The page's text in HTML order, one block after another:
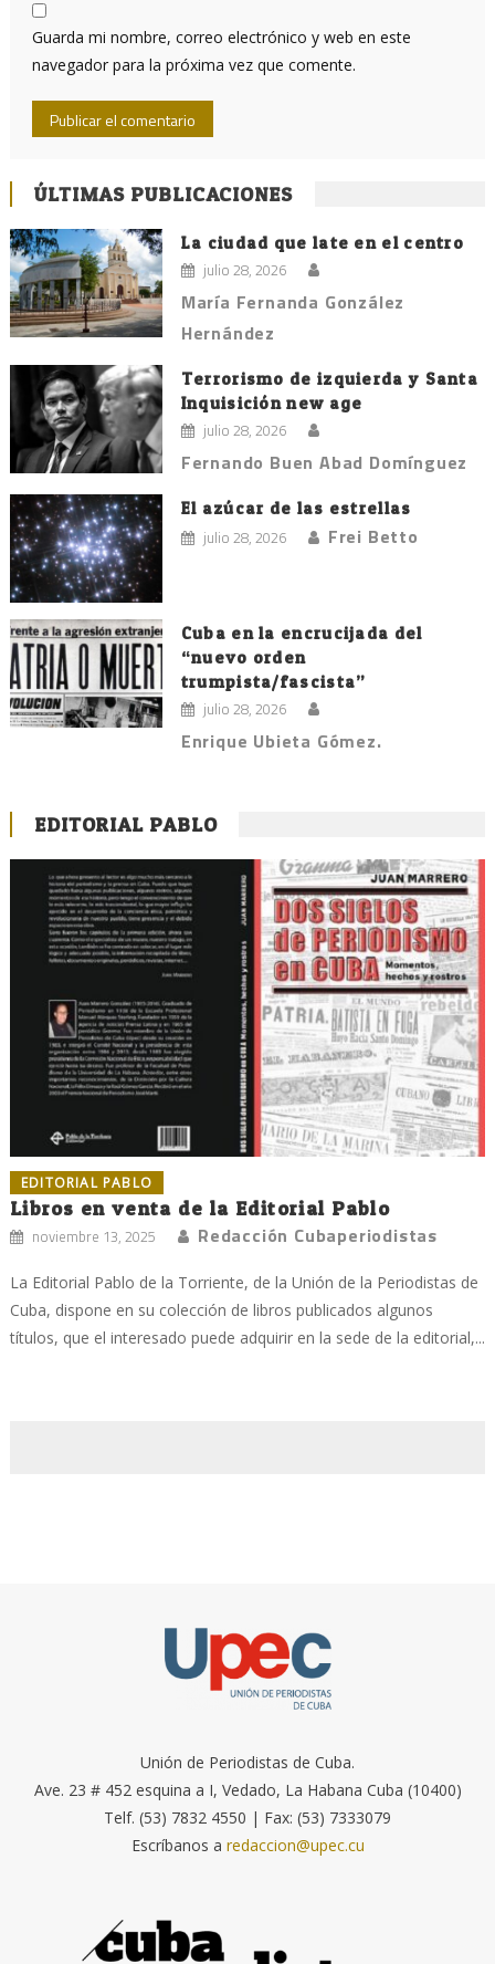
Guarda mi nombre, correo electrónico y web en este
navegador para la próxima vez que comente.
ÚLTIMAS PUBLICACIONES
La ciudad que late en el centro
julio 28, 2026
María Fernanda González
Hernández
Terrorismo de izquierda y Santa
Inquisición new age
julio 28, 2026
Fernando Buen Abad Domínguez
El azúcar de las estrellas
julio 28, 2026 Frei Betto
Cuba en la encrucijada del
“nuevo orden
trumpista/fascista”
julio 28, 2026
Enrique Ubieta Gómez.
EDITORIAL PABLO
EDITORIAL PABLO
Libros en venta de la Editorial Pablo
noviembre 13, 2025 Redacción Cubaperiodistas
La Editorial Pablo de la Torriente, de la Unión de la Periodistas de
Cuba, dispone en su colección de libros publicados algunos
títulos, que el interesado puede adquirir en la sede de la editorial,...
Unión de Periodistas de Cuba.
Ave. 23 # 452 esquina a I, Vedado, La Habana Cuba (10400)
Telf. (53) 7832 4550 | Fax: (53) 7333079
Escríbanos a redaccion@upec.cu